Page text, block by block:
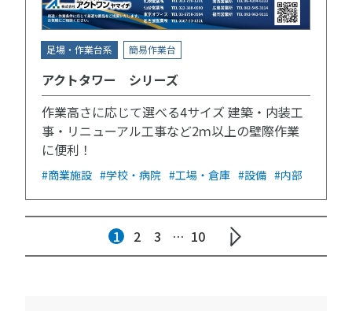
足場・作業台系 簡易作業台
アクトタワー シリーズ
作業高さに応じて選べる4サイズ 建築・内装工
事・リニューアル工事など2ｍ以上の壁際作業
に便利！
#商業施設 #学校・病院 #工場・倉庫 #設備 #内部
1 2 3 … 10